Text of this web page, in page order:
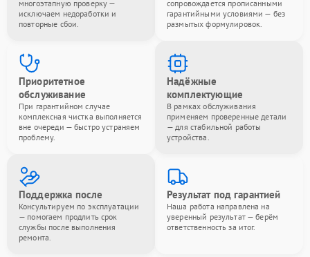
многоэтапную проверку —
исключаем недоработки и
повторные сбои.
сопровождается прописанными
гарантийными условиями — без
размытых формулировок.
Приоритетное
обслуживание
При гарантийном случае
комплексная чистка выполняется
вне очереди — быстро устраняем
проблему.
Надёжные
комплектующие
В рамках обслуживания
применяем проверенные детали
— для стабильной работы
устройства.
Поддержка после
Консультируем по эксплуатации
— помогаем продлить срок
службы после выполнения
ремонта.
Результат под гарантией
Наша работа направлена на
уверенный результат — берём
ответственность за итог.